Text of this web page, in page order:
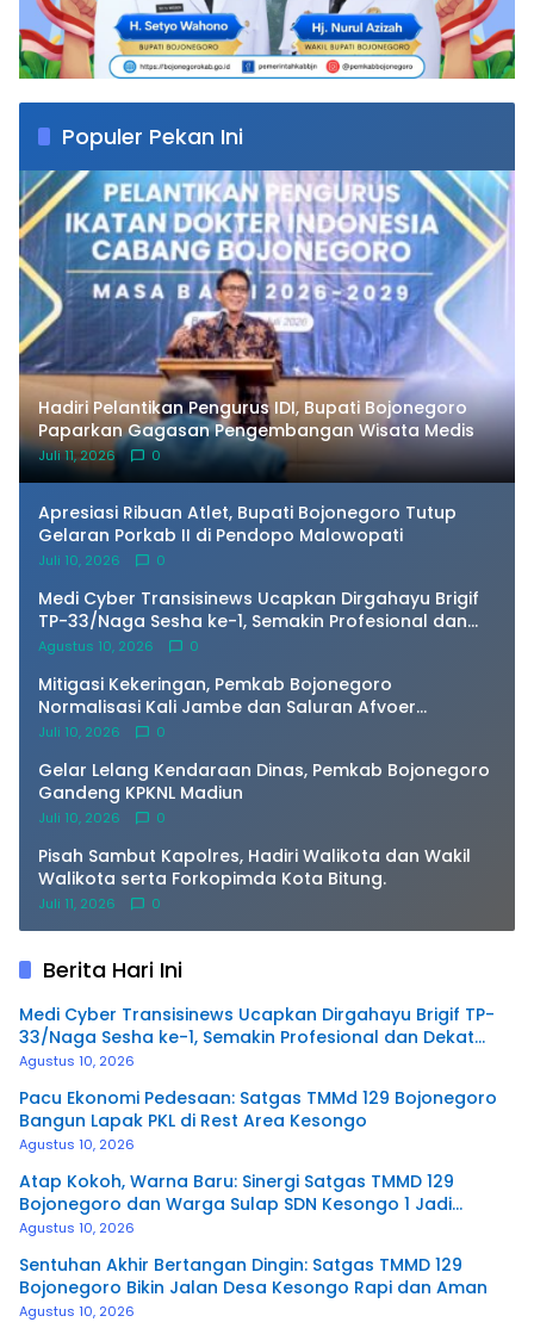
Populer Pekan Ini
​Hadiri Pelantikan Pengurus IDI, Bupati Bojonegoro
Paparkan Gagasan Pengembangan Wisata Medis
Juli 11, 2026 0
Apresiasi Ribuan Atlet, Bupati Bojonegoro Tutup
Gelaran Porkab II di Pendopo Malowopati
Juli 10, 2026 0
Medi Cyber Transisinews Ucapkan Dirgahayu Brigif
TP-33/Naga Sesha ke-1, Semakin Profesional dan
Dekat dengan Masyarakat
Agustus 10, 2026 0
Mitigasi Kekeringan, Pemkab Bojonegoro
Normalisasi Kali Jambe dan Saluran Afvoer
Purwosari
Juli 10, 2026 0
Gelar Lelang Kendaraan Dinas, Pemkab Bojonegoro
Gandeng KPKNL Madiun
Juli 10, 2026 0
Pisah Sambut Kapolres, Hadiri Walikota dan Wakil
Walikota serta Forkopimda Kota Bitung.
Juli 11, 2026 0
Berita Hari Ini
Medi Cyber Transisinews Ucapkan Dirgahayu Brigif TP-
33/Naga Sesha ke-1, Semakin Profesional dan Dekat
dengan Masyarakat
Agustus 10, 2026
Pacu Ekonomi Pedesaan: Satgas TMMd 129 Bojonegoro
Bangun Lapak PKL di Rest Area Kesongo
Agustus 10, 2026
Atap Kokoh, Warna Baru: Sinergi Satgas TMMD 129
Bojonegoro dan Warga Sulap SDN Kesongo 1 Jadi
Rumah Belajar Nyaman
Agustus 10, 2026
Sentuhan Akhir Bertangan Dingin: Satgas TMMD 129
Bojonegoro Bikin Jalan Desa Kesongo Rapi dan Aman
Agustus 10, 2026